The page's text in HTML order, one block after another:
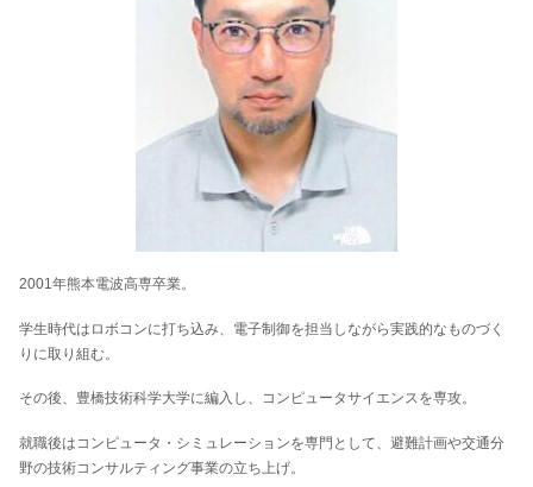
2001年熊本電波高専卒業。
学生時代はロボコンに打ち込み、電子制御を担当しながら実践的なものづく
りに取り組む。
その後、豊橋技術科学大学に編入し、コンピュータサイエンスを専攻。
就職後はコンピュータ・シミュレーションを専門として、避難計画や交通分
野の技術コンサルティング事業の立ち上げ。